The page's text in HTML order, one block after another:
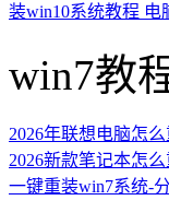
装win10系统教程 电
win7教
2026年联想电脑怎
2026新款笔记本怎
一键重装win7系统-